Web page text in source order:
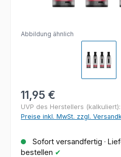
Abbildung ähnlich
Regulärer Preis:
11,95 €
UVP des Herstellers (kalkuliert):
Preise inkl. MwSt. zzgl.
Sofort versandfertig ·
bestellen ✔